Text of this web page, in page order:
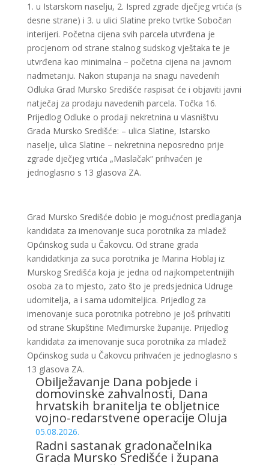
1. u Istarskom naselju, 2. Ispred zgrade dječjeg vrtića (s
desne strane) i 3. u ulici Slatine preko tvrtke Sobočan
interijeri. Početna cijena svih parcela utvrđena je
procjenom od strane stalnog sudskog vještaka te je
utvrđena kao minimalna – početna cijena na javnom
nadmetanju. Nakon stupanja na snagu navedenih
Odluka Grad Mursko Središće raspisat će i objaviti javni
natječaj za prodaju navedenih parcela. Točka 16.
Prijedlog Odluke o prodaji nekretnina u vlasništvu
Grada Mursko Središće: – ulica Slatine, Istarsko
naselje, ulica Slatine – nekretnina neposredno prije
zgrade dječjeg vrtića „Maslačak“ prihvaćen je
jednoglasno s 13 glasova ZA.
Grad Mursko Središće dobio je mogućnost predlaganja
kandidata za imenovanje suca porotnika za mladež
Općinskog suda u Čakovcu. Od strane grada
kandidatkinja za suca porotnika je Marina Hoblaj iz
Murskog Središća koja je jedna od najkompetentnijih
osoba za to mjesto, zato što je predsjednica Udruge
udomitelja, a i sama udomiteljica. Prijedlog za
imenovanje suca porotnika potrebno je još prihvatiti
od strane Skupštine Međimurske županije. Prijedlog
kandidata za imenovanje suca porotnika za mladež
Općinskog suda u Čakovcu prihvaćen je jednoglasno s
13 glasova ZA.
Obilježavanje Dana pobjede i
domovinske zahvalnosti, Dana
hrvatskih branitelja te obljetnice
vojno-redarstvene operacije Oluja
05.08.2026.
Radni sastanak gradonačelnika
Grada Mursko Središće i župana